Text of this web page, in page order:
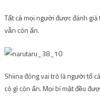
Tất cả mọi người được đánh
vẫn còn ẩn.
Shiina đóng vai trò là người tố
có gì còn ẩn. Mọi bí mật đều